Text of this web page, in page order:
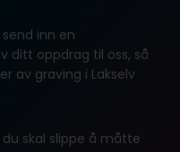
inn en
ditt oppdrag til oss, så
av graving i Lakselv
skal slippe å måtte